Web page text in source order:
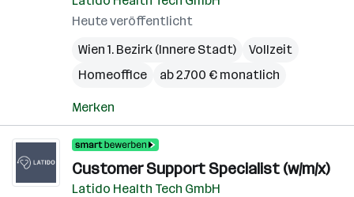
Heute veröffentlicht
Wien 1. Bezirk (Innere Stadt)
Vollzeit
Homeoffice
ab 2.700 € monatlich
Merken
Customer Support Specialist (w/m/x)
Latido Health Tech GmbH